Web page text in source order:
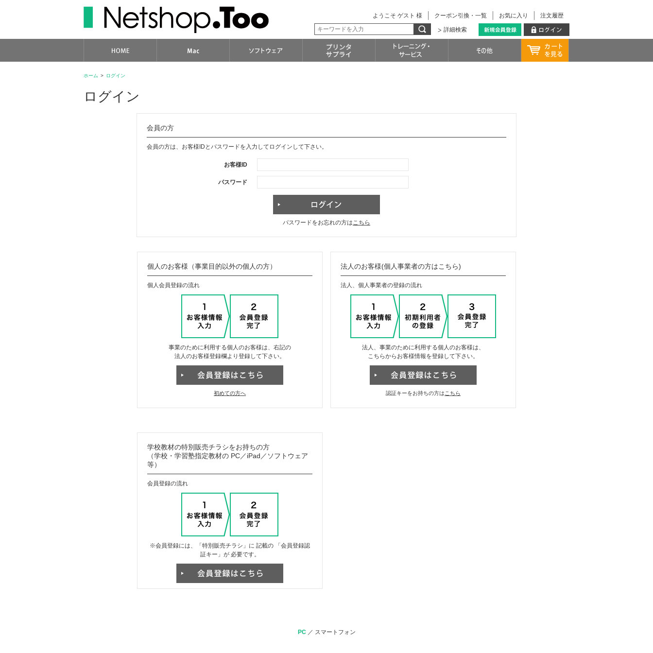
注文履歴
お気に入り
クーポン引換・一覧
ようこそ ゲスト 様
詳細検索
ホーム > ログイン
ログイン
会員の方
会員の方は、お客様IDとパスワードを入力してログインして下さい。
お客様ID
パスワード
パスワードをお忘れの方はこちら
個人のお客様（事業目的以外の個人の方）
個人会員登録の流れ
事業のために利用する個人のお客様は、右記の
法人のお客様登録欄より登録して下さい。
初めての方へ
法人のお客様(個人事業者の方はこちら)
法人、個人事業者の登録の流れ
法人、事業のために利用する個人のお客様は、
こちらからお客様情報を登録して下さい。
認証キーをお持ちの方は こちら
学校教材の特別販売チラシをお持ちの方
（学校・学習塾指定教材の PC／iPad／ソフトウェア
等）
会員登録の流れ
※会員登録には、「特別販売チラシ」に 記載の 「会員登録認
証キー」が 必要です。
PC／ スマートフォン